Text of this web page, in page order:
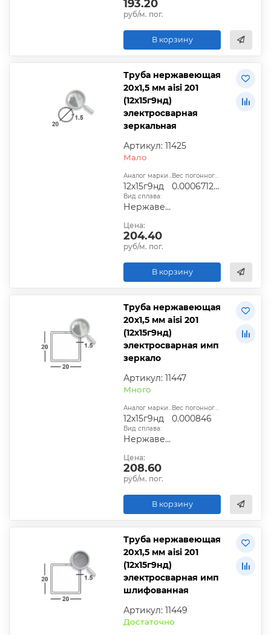
193.20
руб/м. пог.
В корзину
Труба нержавеющая
20х1,5 мм aisi 201
(12х15г9нд)
электросварная
зеркальная
Артикул: 11425
Мало
Аналог марки стали:
12х15г9нд
Вес погонного метра, т.:
0.0006712725
Вид сплава:
Нержавеющая сталь
Цена:
204.40
руб/м. пог.
В корзину
Труба нержавеющая
20х1,5 мм aisi 201
(12х15г9нд)
электросварная имп
зеркало
Артикул: 11447
Много
Аналог марки стали:
12х15г9нд
Вес погонного метра, т.:
0.000846
Вид сплава:
Нержавеющая сталь
Цена:
208.60
руб/м. пог.
В корзину
Труба нержавеющая
20х1,5 мм aisi 201
(12х15г9нд)
электросварная имп
шлифованная
Артикул: 11449
Достаточно